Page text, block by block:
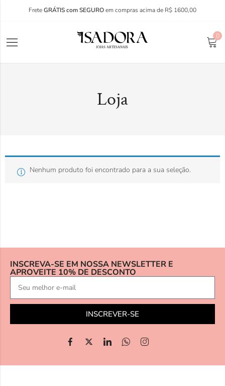
FreteGRÁTIS com SEGUROem compras acima de R$ 1600,00
0
Loja
Nenhum produto foi encontrado para a sua seleção.
INSCREVA-SE EM NOSSA NEWSLETTER E
APROVEITE 10% DE DESCONTO
INSCREVER-SE